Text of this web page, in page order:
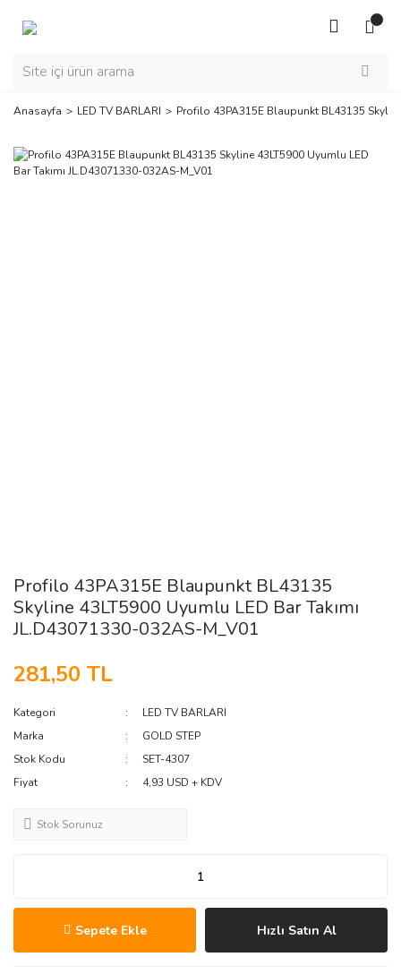
Anasayfa LED TV BARLARI Profilo 43PA315E Blaupunkt BL43135
Profilo 43PA315E Blaupunkt BL43135
Skyline 43LT5900 Uyumlu LED Bar Takımı
JL.D43071330-032AS-M_V01
281,50 TL
Kategori
LED TV BARLARI
Marka
GOLD STEP
Stok Kodu
SET-4307
Fiyat
4,93 USD + KDV
Stok Sorunuz
Sepete Ekle Hızlı Satın Al